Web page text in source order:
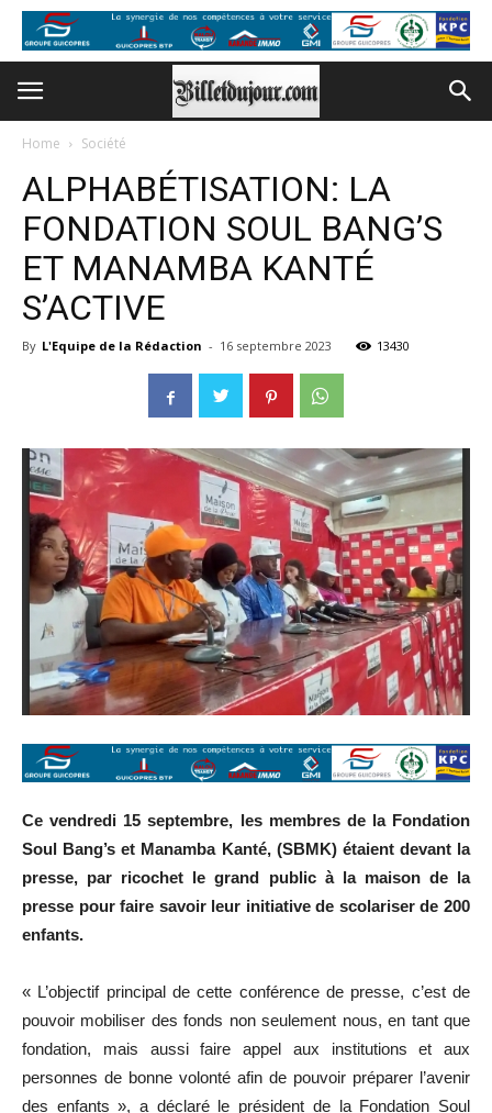
Home Société
ALPHABÉTISATION: LA
FONDATION SOUL BANG’S
ET MANAMBA KANTÉ
S’ACTIVE
By L'Equipe de la Rédaction - 16 septembre 2023 13430
Ce vendredi 15 septembre, les membres de la Fondation
Soul Bang’s et Manamba Kanté, (SBMK) étaient devant la
presse, par ricochet le grand public à la maison de la
presse pour faire savoir leur initiative de scolariser de 200
enfants.
« L’objectif principal de cette conférence de presse, c’est de
pouvoir mobiliser des fonds non seulement nous, en tant que
fondation, mais aussi faire appel aux institutions et aux
personnes de bonne volonté afin de pouvoir préparer l’avenir
des enfants », a déclaré le président de la Fondation Soul